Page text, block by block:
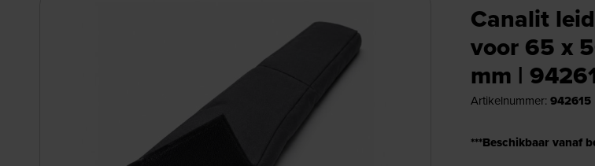
Canalit
voor 65 x
mm |
Artikelnummer: 942615|
***Beschikbaar vanaf